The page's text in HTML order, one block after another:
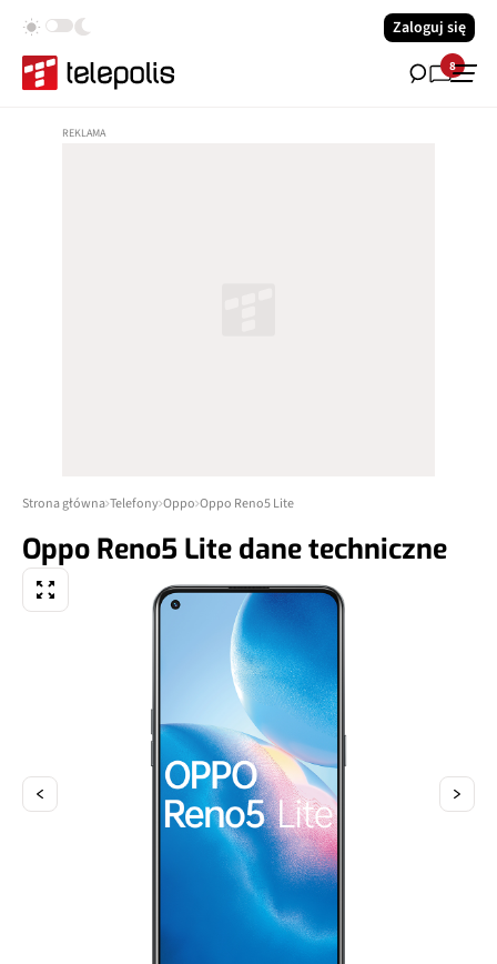
Zaloguj się
8
Strona główna Telefony Oppo Oppo Reno5 Lite
Oppo Reno5 Lite dane techniczne